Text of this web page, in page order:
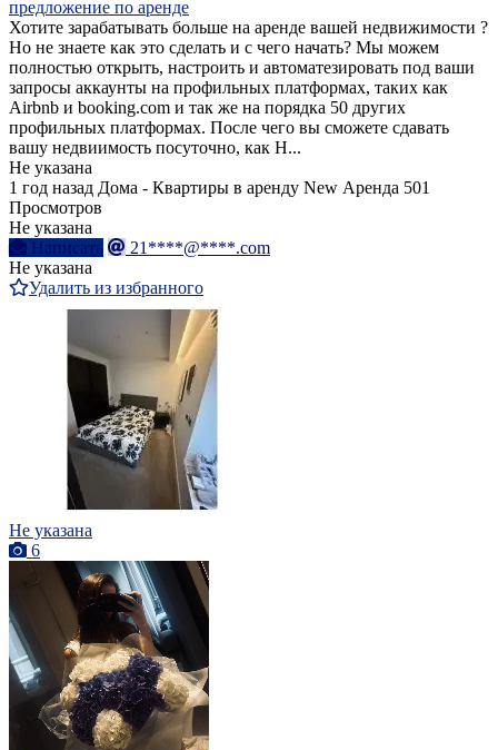
предложение по аренде
Хотите зарабатывать больше на аренде вашей недвижимости ?
Но не знаете как это сделать и с чего начать? Мы можем
полностью открыть, настроить и автоматезировать под ваши
запросы аккаунты на профильных платформах, таких как
Airbnb и booking.com и так же на порядка 50 других
профильных платформах. После чего вы сможете сдавать
вашу недвиимость посуточно, как H...
Не указана
1 год назад Дома - Квартиры в аренду New Аренда 501
Просмотров
Не указана
Написать
21****@****.com
Не указана
Удалить из избранного
Не указана
6